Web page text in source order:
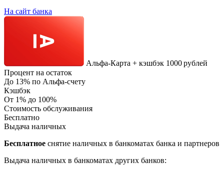
На сайт банка
Альфа‑Карта + кэшбэк 1000 рублей
Процент на остаток
До 13% по Альфа-счету
Кэшбэк
От 1% до 100%
Стоимость обслуживания
Бесплатно
Выдача наличных
Бесплатное снятие наличных в банкоматах банка и партнеров
Выдача наличных в банкоматах других банков: